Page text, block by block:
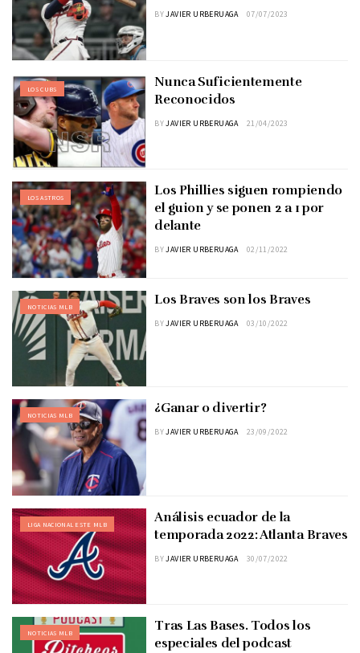
BYJAVIER URBERUAGA 07/07/2023
LOS CUBS
Nunca Suficientemente
Reconocidos
BYJAVIER URBERUAGA 21/04/2023
LOS ASTROS
Los Phillies siguen rompiendo
el guion y se ponen 2 a 1 por
delante
BYJAVIER URBERUAGA 02/11/2022
NOTICIAS MLB Los Braves son los Braves
BYJAVIER URBERUAGA 03/10/2022
NOTICIAS MLB ¿Ganar o divertir?
BYJAVIER URBERUAGA 23/09/2022
LIGA NACIONAL ESTE MLB
Análisis ecuador de la
temporada 2022: Atlanta Braves
BYJAVIER URBERUAGA 30/07/2022
NOTICIAS MLB
Tras Las Bases. Todos los
especiales del podcast